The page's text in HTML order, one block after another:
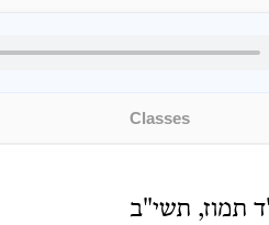
Classes
תמוז, תשי"ב